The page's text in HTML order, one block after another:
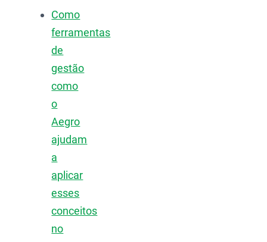
Como
ferramentas
de
gestão
como
o
Aegro
ajudam
a
aplicar
esses
conceitos
no